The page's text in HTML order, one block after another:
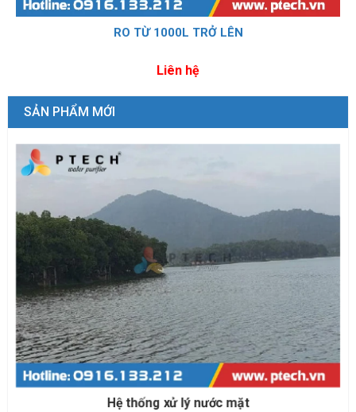
RO TỪ 1000L TRỞ LÊN
Liên hệ
SẢN PHẨM MỚI
Hệ thống xử lý nước biển cho nuôi trồng thủy sản